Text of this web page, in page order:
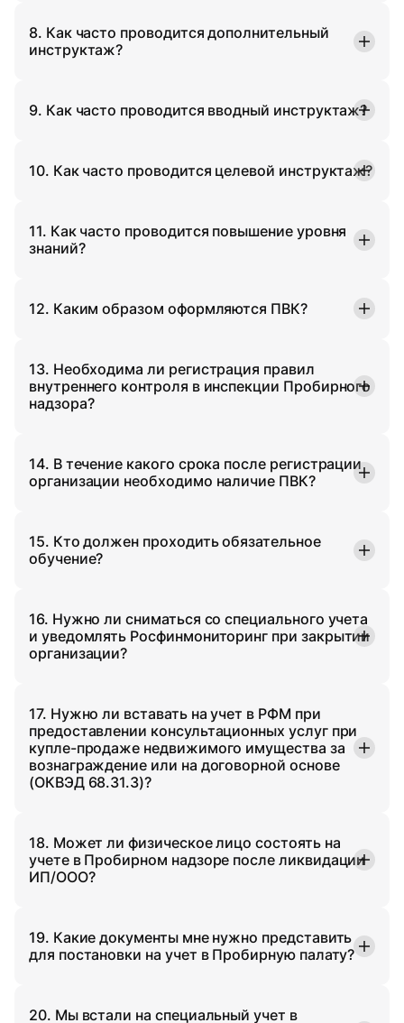
8. Как часто проводится дополнительный
инструктаж?
9. Как часто проводится вводный инструктаж?
10. Как часто проводится целевой инструктаж?
11. Как часто проводится повышение уровня
знаний?
12. Каким образом оформляются ПВК?
13. Необходима ли регистрация правил
внутреннего контроля в инспекции Пробирного
надзора?
14. В течение какого срока после регистрации
организации необходимо наличие ПВК?
15. Кто должен проходить обязательное
обучение?
16. Нужно ли сниматься со специального учета
и уведомлять Росфинмониторинг при закрытии
организации?
17. Нужно ли вставать на учет в РФМ при
предоставлении консультационных услуг при
купле-продаже недвижимого имущества за
вознаграждение или на договорной основе
(ОКВЭД 68.31.3)?
18. Может ли физическое лицо состоять на
учете в Пробирном надзоре после ликвидации
ИП/ООО?
19. Какие документы мне нужно представить
для постановки на учет в Пробирную палату?
20. Мы встали на специальный учет в